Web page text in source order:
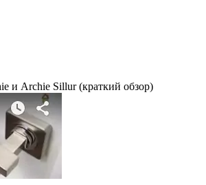
и Archie Sillur (краткий обзор)